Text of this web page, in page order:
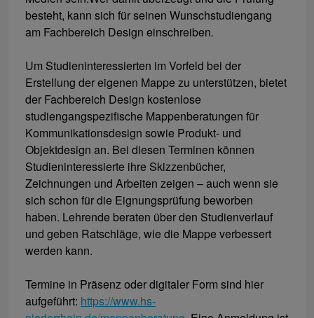
besteht, kann sich für seinen Wunschstudiengang
am Fachbereich Design einschreiben.
Um Studieninteressierten im Vorfeld bei der
Erstellung der eigenen Mappe zu unterstützen, bietet
der Fachbereich Design kostenlose
studiengangspezifische Mappenberatungen für
Kommunikationsdesign sowie Produkt- und
Objektdesign an. Bei diesen Terminen können
Studieninteressierte ihre Skizzenbücher,
Zeichnungen und Arbeiten zeigen – auch wenn sie
sich schon für die Eignungsprüfung beworben
haben. Lehrende beraten über den Studienverlauf
und geben Ratschläge, wie die Mappe verbessert
werden kann.
Termine in Präsenz oder digitaler Form sind hier
aufgeführt: https://www.hs-